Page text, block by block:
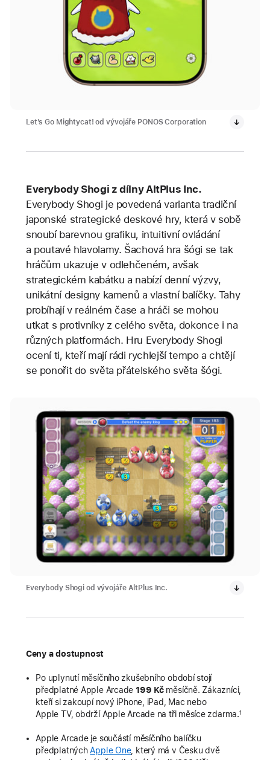
Let’s Go Mightycat! od vývojáře PONOS Corporation
Everybody Shogi z dílny AltPlus Inc.
Everybody Shogi je povedená varianta tradiční
japonské strategické deskové hry, která v sobě
snoubí barevnou grafiku, intuitivní ovládání
a poutavé hlavolamy. Šachová hra šógi se tak
hráčům ukazuje v odlehčeném, avšak
strategickém kabátku a nabízí denní výzvy,
unikátní designy kamenů a vlastní balíčky. Tahy
probíhají v reálném čase a hráči se mohou
utkat s protivníky z celého světa, dokonce i na
různých platformách. Hru Everybody Shogi
ocení ti, kteří mají rádi rychlejší tempo a chtějí
se ponořit do světa přátelského světa šógi.
Everybody Shogi od vývojáře AltPlus Inc.
Ceny a dostupnost
Po uplynutí měsíčního zkušebního období stojí
předplatné Apple Arcade 199 Kčměsíčně. Zákazníci,
kteří si zakoupí nový iPhone, iPad, Mac nebo
Apple TV, obdrží Apple Arcade na tři měsíce zdarma.1
Apple Arcade je součástí měsíčního balíčku
předplatných Apple One, který má v Česku dvě